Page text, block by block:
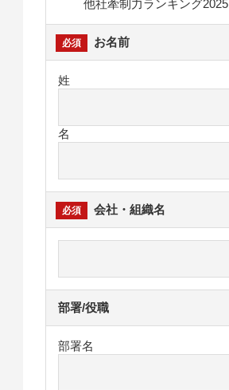
他社牽制力ランキング2025
お名前
姓
名
会社・組織名
部署/役職
部署名